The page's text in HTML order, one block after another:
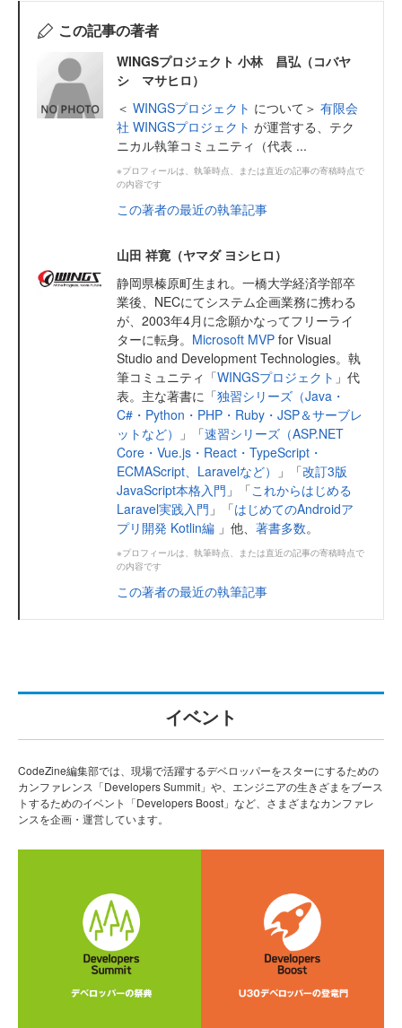
この記事の著者
WINGSプロジェクト 小林 昌弘（コバヤ
シ マサヒロ）
＜ WINGSプロジェクト について＞ 有限会
社 WINGSプロジェクト が運営する、テク
ニカル執筆コミュニティ（代表 ...
※プロフィールは、執筆時点、または直近の記事の寄稿時点で
の内容です
この著者の最近の執筆記事
山田 祥寛（ヤマダ ヨシヒロ）
静岡県榛原町生まれ。一橋大学経済学部卒
業後、NECにてシステム企画業務に携わる
が、2003年4月に念願かなってフリーライ
ターに転身。 Microsoft MVP for Visual
Studio and Development Technologies。執
筆コミュニティ「WINGSプロジェクト 」代
表。主な著書に「独習シリーズ（Java・
C#・Python・PHP・Ruby・JSP＆サーブレ
ットなど）
」「速習シリーズ（ASP.NET
Core・Vue.js・React・TypeScript・
ECMAScript、Laravelなど）
」「改訂3版
JavaScript本格入門 」「これからはじめる
Laravel実践入門 」「はじめてのAndroidア
プリ開発 Kotlin編 」他、 著書多数。
※プロフィールは、執筆時点、または直近の記事の寄稿時点で
の内容です
この著者の最近の執筆記事
イベント
CodeZine編集部では、現場で活躍するデベロッパーをスターにするための
カンファレンス「Developers Summit」や、エンジニアの生きざまをブース
トするためのイベント「Developers Boost」など、さまざまなカンファレ
ンスを企画・運営しています。